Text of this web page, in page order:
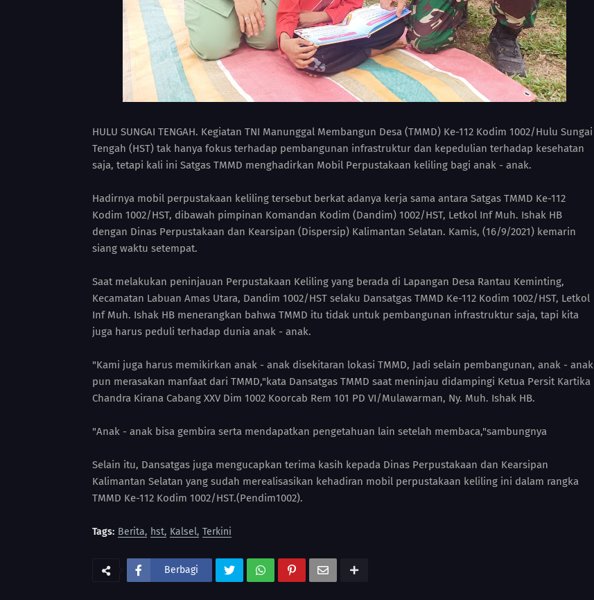
HULU SUNGAI TENGAH. Kegiatan TNI Manunggal Membangun Desa (TMMD) Ke-112 Kodim 1002/Hulu Sungai
Tengah (HST) tak hanya fokus terhadap pembangunan infrastruktur dan kepedulian terhadap kesehatan
saja, tetapi kali ini Satgas TMMD menghadirkan Mobil Perpustakaan keliling bagi anak - anak.
Hadirnya mobil perpustakaan keliling tersebut berkat adanya kerja sama antara Satgas TMMD Ke-112
Kodim 1002/HST, dibawah pimpinan Komandan Kodim (Dandim) 1002/HST, Letkol Inf Muh. Ishak HB
dengan Dinas Perpustakaan dan Kearsipan (Dispersip) Kalimantan Selatan. Kamis, (16/9/2021) kemarin
siang waktu setempat.
Saat melakukan peninjauan Perpustakaan Keliling yang berada di Lapangan Desa Rantau Keminting,
Kecamatan Labuan Amas Utara, Dandim 1002/HST selaku Dansatgas TMMD Ke-112 Kodim 1002/HST, Letkol
Inf Muh. Ishak HB menerangkan bahwa TMMD itu tidak untuk pembangunan infrastruktur saja, tapi kita
juga harus peduli terhadap dunia anak - anak.
"Kami juga harus memikirkan anak - anak disekitaran lokasi TMMD, Jadi selain pembangunan, anak - anak
pun merasakan manfaat dari TMMD,"kata Dansatgas TMMD saat meninjau didampingi Ketua Persit Kartika
Chandra Kirana Cabang XXV Dim 1002 Koorcab Rem 101 PD VI/Mulawarman, Ny. Muh. Ishak HB.
"Anak - anak bisa gembira serta mendapatkan pengetahuan lain setelah membaca,"sambungnya
Selain itu, Dansatgas juga mengucapkan terima kasih kepada Dinas Perpustakaan dan Kearsipan
Kalimantan Selatan yang sudah merealisasikan kehadiran mobil perpustakaan keliling ini dalam rangka
TMMD Ke-112 Kodim 1002/HST.(Pendim1002).
Tags: Berita hst Kalsel Terkini
Berbagi